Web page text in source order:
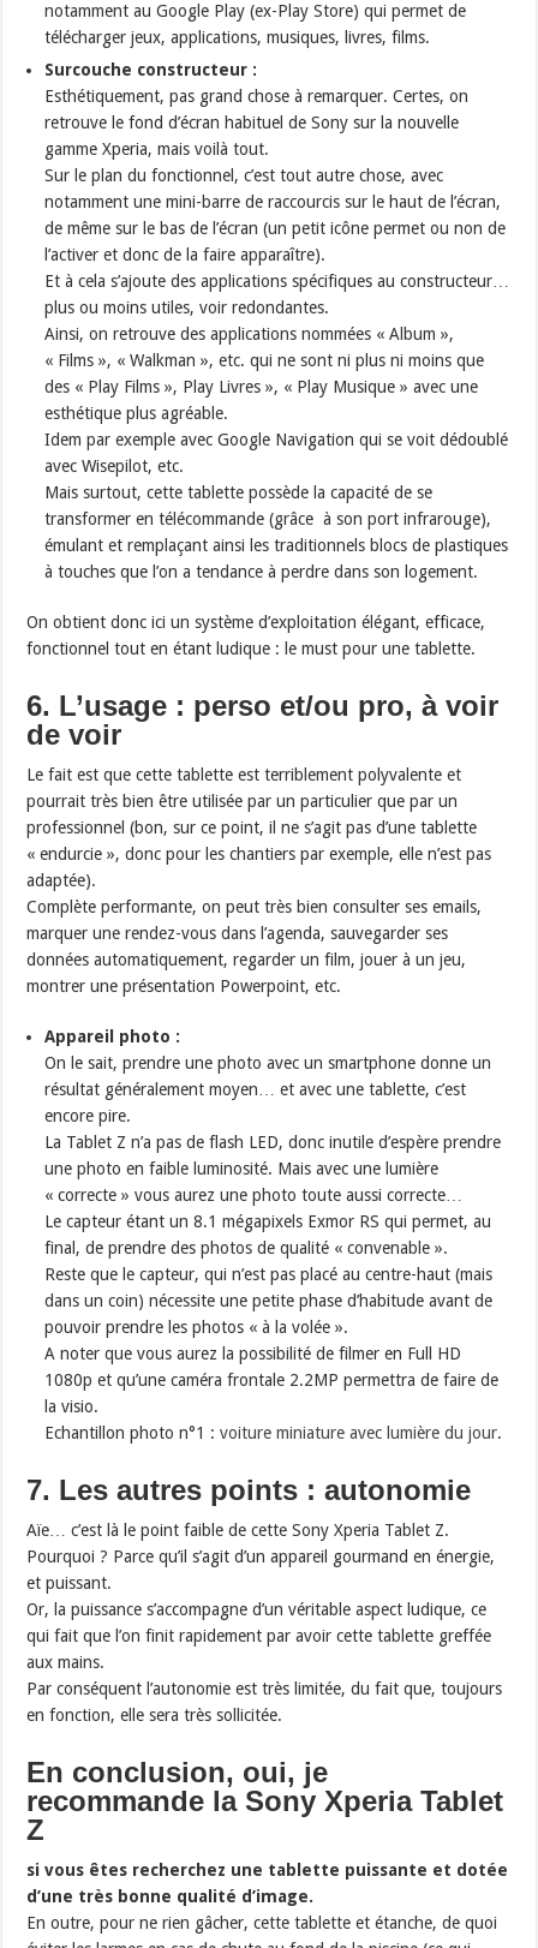
notamment au Google Play (ex-Play Store) qui permet de
télécharger jeux, applications, musiques, livres, films.
Surcouche constructeur :
Esthétiquement, pas grand chose à remarquer. Certes, on
retrouve le fond d’écran habituel de Sony sur la nouvelle
gamme Xperia, mais voilà tout.
Sur le plan du fonctionnel, c’est tout autre chose, avec
notamment une mini-barre de raccourcis sur le haut de l’écran,
de même sur le bas de l’écran (un petit icône permet ou non de
l’activer et donc de la faire apparaître).
Et à cela s’ajoute des applications spécifiques au constructeur…
plus ou moins utiles, voir redondantes.
Ainsi, on retrouve des applications nommées « Album »,
« Films », « Walkman », etc. qui ne sont ni plus ni moins que
des « Play Films », Play Livres », « Play Musique » avec une
esthétique plus agréable.
Idem par exemple avec Google Navigation qui se voit dédoublé
avec Wisepilot, etc.
Mais surtout, cette tablette possède la capacité de se
transformer en télécommande (grâce à son port infrarouge),
émulant et remplaçant ainsi les traditionnels blocs de plastiques
à touches que l’on a tendance à perdre dans son logement.
On obtient donc ici un système d’exploitation élégant, efficace,
fonctionnel tout en étant ludique : le must pour une tablette.
6. L’usage : perso et/ou pro, à voir
de voir
Le fait est que cette tablette est terriblement polyvalente et
pourrait très bien être utilisée par un particulier que par un
professionnel (bon, sur ce point, il ne s’agit pas d’une tablette
« endurcie », donc pour les chantiers par exemple, elle n’est pas
adaptée).
Complète performante, on peut très bien consulter ses emails,
marquer une rendez-vous dans l’agenda, sauvegarder ses
données automatiquement, regarder un film, jouer à un jeu,
montrer une présentation Powerpoint, etc.
Appareil photo :
On le sait, prendre une photo avec un smartphone donne un
résultat généralement moyen… et avec une tablette, c’est
encore pire.
La Tablet Z n’a pas de flash LED, donc inutile d’espère prendre
une photo en faible luminosité. Mais avec une lumière
« correcte » vous aurez une photo toute aussi correcte…
Le capteur étant un 8.1 mégapixels Exmor RS qui permet, au
final, de prendre des photos de qualité « convenable ».
Reste que le capteur, qui n’est pas placé au centre-haut (mais
dans un coin) nécessite une petite phase d’habitude avant de
pouvoir prendre les photos « à la volée ».
A noter que vous aurez la possibilité de filmer en Full HD
1080p et qu’une caméra frontale 2.2MP permettra de faire de
la visio.
Echantillon photo n°1 :voiture miniature avec lumière du jour.
7. Les autres points : autonomie
Aïe… c’est là le point faible de cette Sony Xperia Tablet Z.
Pourquoi ? Parce qu’il s’agit d’un appareil gourmand en énergie,
et puissant.
Or, la puissance s’accompagne d’un véritable aspect ludique, ce
qui fait que l’on finit rapidement par avoir cette tablette greffée
aux mains.
Par conséquent l’autonomie est très limitée, du fait que, toujours
en fonction, elle sera très sollicitée.
En conclusion, oui, je
recommande la Sony Xperia Tablet
Z
si vous êtes recherchez une tablette puissante et dotée
d’une très bonne qualité d’image.
En outre, pour ne rien gâcher, cette tablette et étanche, de quoi